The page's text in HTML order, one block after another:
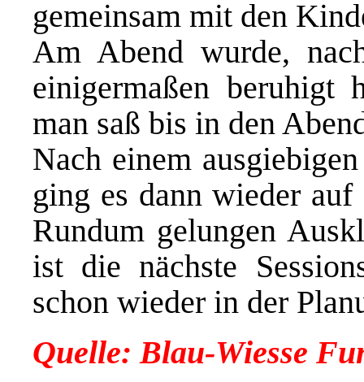
gemeinsam mit den
Am Abend wurde,
einigermaßen beruhigt
man saß bis in den
Nach einem
ging es dann wieder
Rundum gelungen
ist die nächste
schon wieder in der
Quelle: Blau-Wiesse